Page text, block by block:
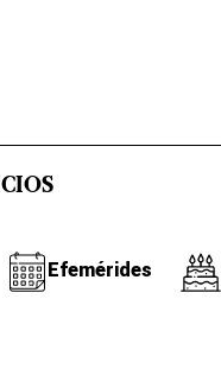
Efemérides